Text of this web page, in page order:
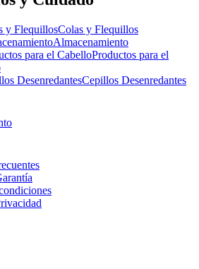
Colas y Flequillos
Almacenamiento
Productos para el
Cepillos Desenredantes